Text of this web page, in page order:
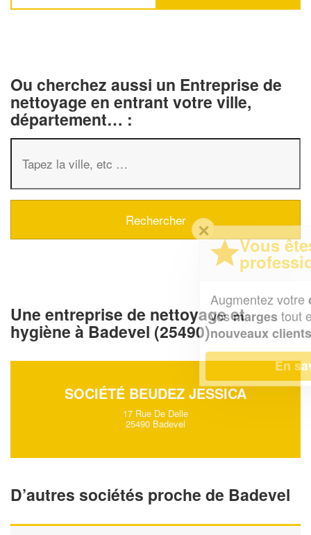
Ou cherchez aussi un Entreprise de
nettoyage en entrant votre ville,
département… :
Une entreprise de nettoyage et
hygiène à Badevel (25490)
SOCIÉTÉ BEUDEZ JESSICA
17 Rue De Delle
25490 Badevel
D’autres sociétés proche de Badevel
Vous êtes un
professionnel ?
chiffre d'affaireset
vosmargestout en gagnant de
nouveaux clients!
En savoir plus